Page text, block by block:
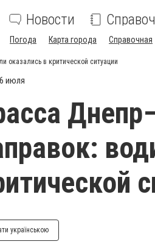
Новости
Погода Карта города Справочная
оказались в критической ситуации
июля
українською